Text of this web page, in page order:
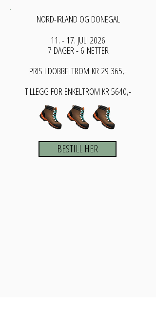
NORD-IRLAND OG DONEGAL
11. - 17. JULI 2026
7 DAGER - 6 NETTER
PRIS I DOBBELTROM KR 29 365,-
TILLEGG FOR ENKELTROM KR 5640,-
BESTILL HER